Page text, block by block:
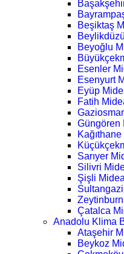
Beşiktaş
Beyoğlu
Esenler
Esenyurt
Eyüp
Fatih
Güngören
Sarıyer
Silivri
Şişli
Sultangazi
Çatalca
Anadolu Klima
Ataşehir
Beykoz